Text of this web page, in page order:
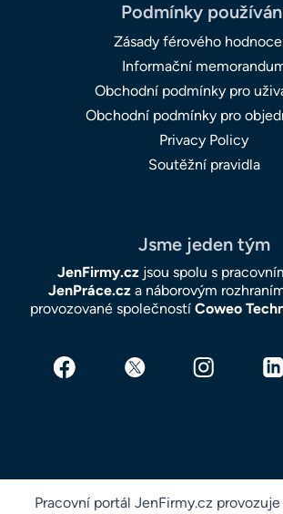
Podmínky
Zásady férového
Informační
Obchodní podmínky pro
Obchodní podmínky pro
Privacy Policy
Soutěžní pravidla
Jsme jeden tým
JenFirmy.czjsou spolu s
JenPráce.cza náborovým
provozované společností Coweo
Pracovní portál JenFirmy.cz provozuje